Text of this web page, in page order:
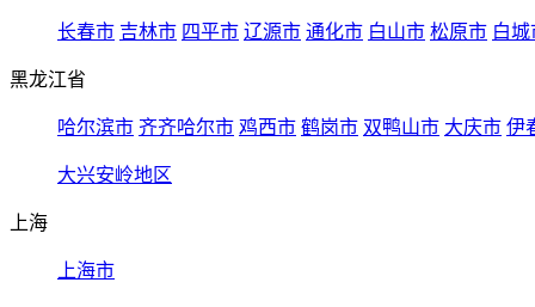
长春市 吉林市 四平市 辽源市 通化市 白山市 松原市 白城
黑龙江省
哈尔滨市 齐齐哈尔市 鸡西市 鹤岗市 双鸭山市 大庆市 伊
大兴安岭地区
上海
上海市